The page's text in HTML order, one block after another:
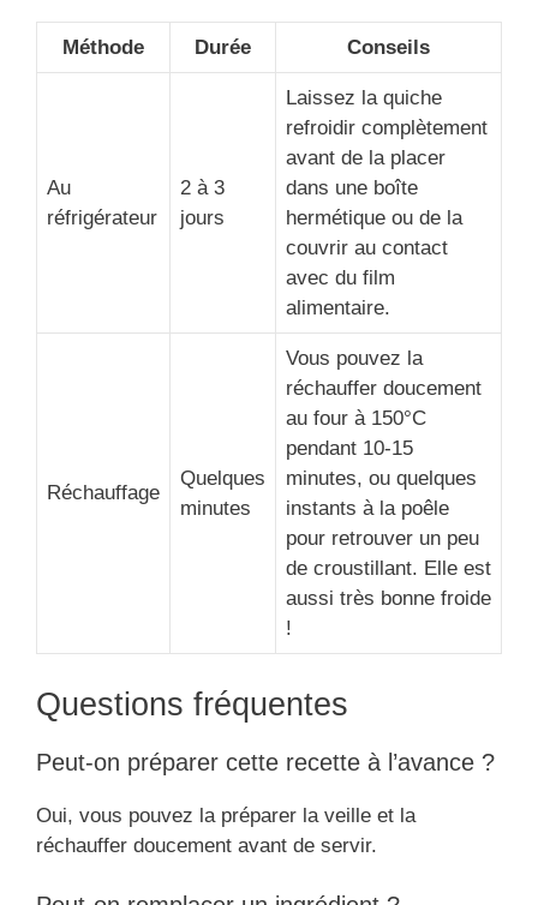
Méthode Durée Conseils
Au
réfrigérateur
2 à 3
jours
Laissez la quiche
refroidir complètement
avant de la placer
dans une boîte
hermétique ou de la
couvrir au contact
avec du film
alimentaire.
Réchauffage
Quelques
minutes
Vous pouvez la
réchauffer doucement
au four à 150°C
pendant 10-15
minutes, ou quelques
instants à la poêle
pour retrouver un peu
de croustillant. Elle est
aussi très bonne froide
!
Questions fréquentes
Peut-on préparer cette recette à l’avance ?
Oui, vous pouvez la préparer la veille et la
réchauffer doucement avant de servir.